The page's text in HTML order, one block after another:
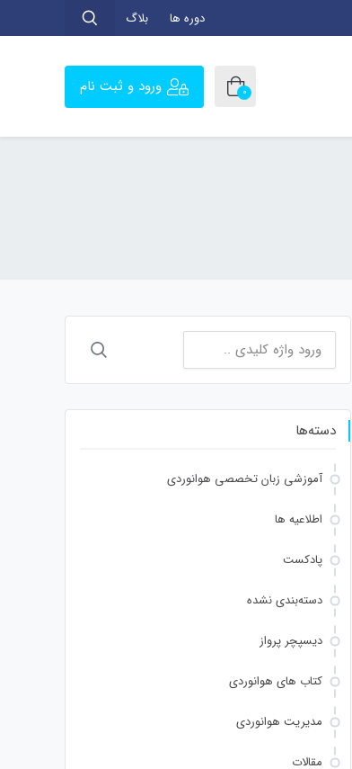
دوره ها بلاگ
0 ورود و ثبت نام
برای:
دسته‌ها
آموزشی زبان تخصصی هوانوردی
اطلاعیه ها
پادکست
دسته‌بندی نشده
دیسپچر پرواز
کتاب های هوانوردی
مدیریت هوانوردی
مقالات